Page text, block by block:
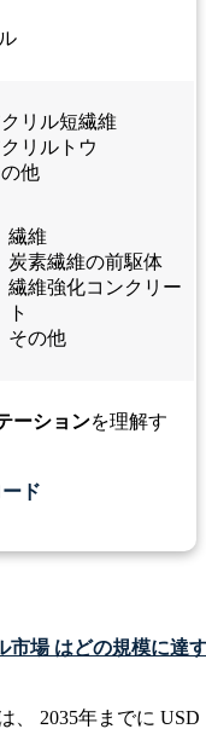
リル短繊維
リルトウ
他
繊維
炭素繊維の前駆体
繊維強化コンクリー
ト
その他
ーションを理解す
ド
市場 はどの規模に達
2035年までに USD